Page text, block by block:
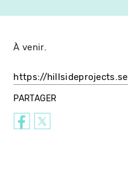
À venir.
https://hillsideprojects.se
PARTAGER